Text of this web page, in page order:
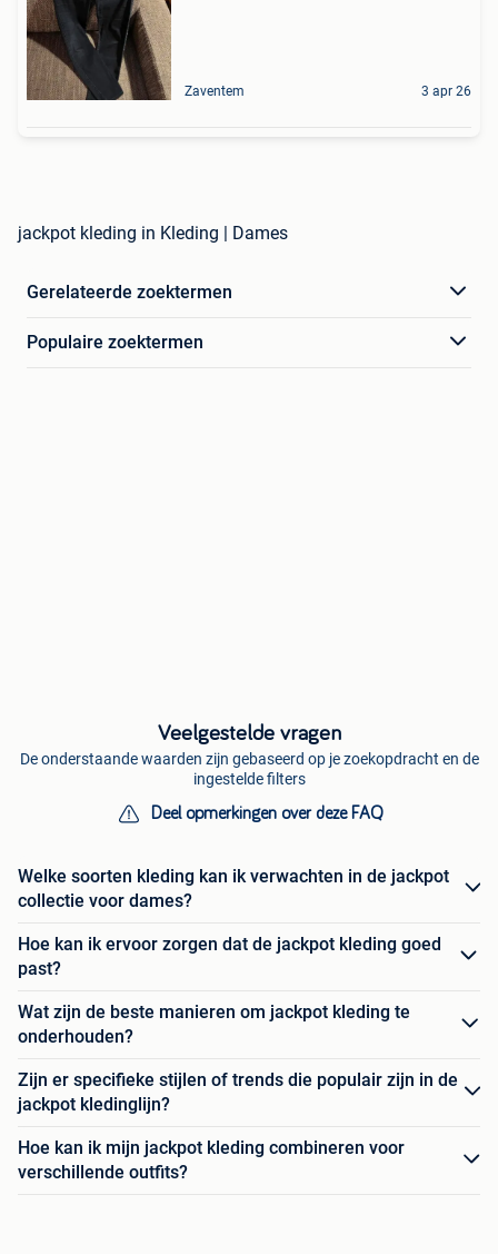
Zaventem 3 apr 26
jackpot kleding in Kleding | Dames
Gerelateerde zoektermen
Populaire zoektermen
Veelgestelde vragen
De onderstaande waarden zijn gebaseerd op je zoekopdracht en de
ingestelde filters
Deel opmerkingen over deze FAQ
Welke soorten kleding kan ik verwachten in de jackpot
collectie voor dames?
Hoe kan ik ervoor zorgen dat de jackpot kleding goed
past?
Wat zijn de beste manieren om jackpot kleding te
onderhouden?
Zijn er specifieke stijlen of trends die populair zijn in de
jackpot kledinglijn?
Hoe kan ik mijn jackpot kleding combineren voor
verschillende outfits?